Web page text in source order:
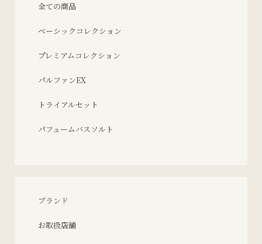
全ての商品
ベーシックコレクション
プレミアムコレクション
パルファンEX
トライアルセット
パフュームバスソルト
ブランド
お取扱店舗